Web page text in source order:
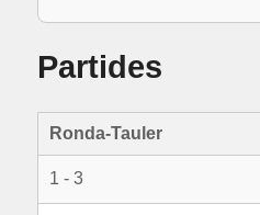
Partides
Ronda-Tauler
1 - 3